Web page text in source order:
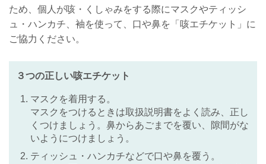
ため、個人が咳・くしゃみをする際にマスクやティッシ
ュ・ハンカチ、袖を使って、口や鼻を「咳エチケット」に
ご協力ください。
３つの正しい咳エチケット
マスクを着用する。
マスクをつけるときは取扱説明書をよく読み、正し
くつけましょう。鼻からあごまでを覆い、隙間がな
いようにつけましょう。
ティッシュ・ハンカチなどで口や鼻を覆う。